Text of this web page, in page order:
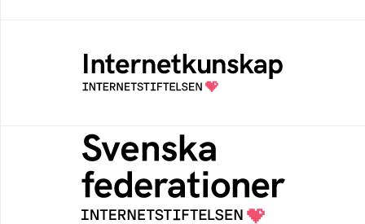
Samlad kunskap som hjälper dig att bli en
säker och medveten internetanvändare
Svenska federationer
Grunden för medlemskap i en sektors- eller
kontextspecifik federation